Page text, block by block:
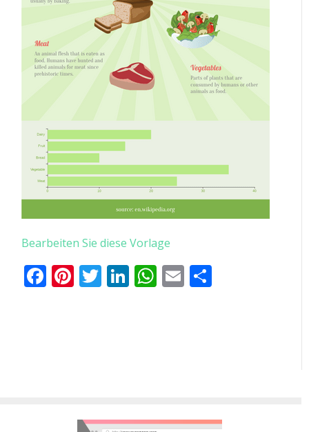
Bearbeiten Sie diese Vorlage
Facebook
Pinterest
Twitter
LinkedIn
WhatsApp
Email